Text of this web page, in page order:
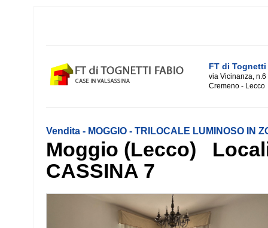
FT di
via Vicinanza, n.6
Cremeno - Lecco
Vendita - MOGGIO - TRILOCALE LUMINOSO IN
Moggio (Lecco)
CASSINA 7